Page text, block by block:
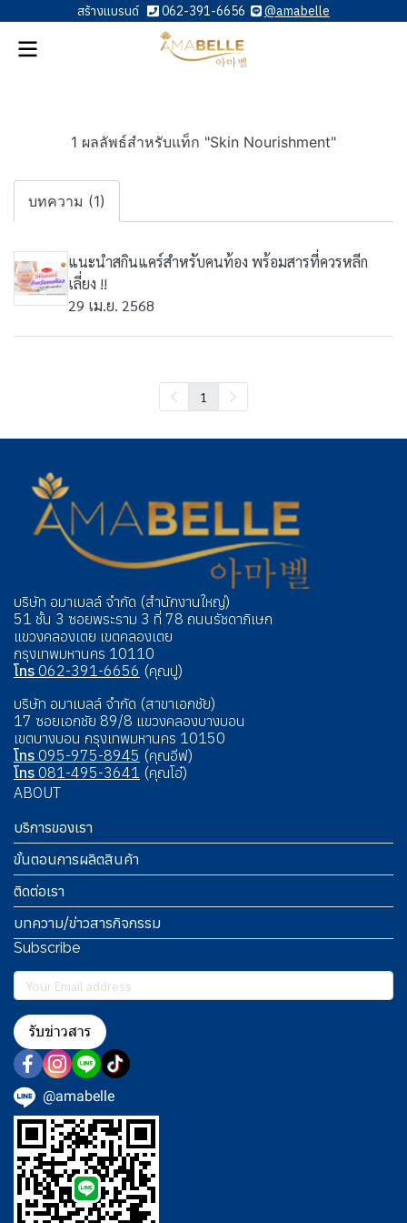
สร้างแบรนด์ 062-391-6656 @amabelle
1 ผลลัพธ์สำหรับแท็ก "Skin Nourishment"
บทความ (1)
แนะนำสกินแคร์สำหรับคนท้อง พร้อมสารที่ควรหลีก
เลี่ยง !!
29 เม.ย. 2568
1
บริษัท อมาเบลล์ จำกัด (สำนักงานใหญ่)
51 ชั้น 3 ซอยพระราม 3 ที่ 78 ถนนรัชดาภิเษก
แขวงคลองเตย เขตคลองเตย
กรุงเทพมหานคร 10110
โทร 062-391-6656 (คุณปู)
บริษัท อมาเบลล์ จำกัด (สาขาเอกชัย)
17 ซอยเอกชัย 89/8 แขวงคลองบางบอน
เขตบางบอน กรุงเทพมหานคร 10150
โทร 095-975-8945 (คุณอีฟ)
โทร 081-495-3641 (คุณโอ๋)
ABOUT
บริการของเรา
ขั้นตอนการผลิตสินค้า
ติดต่อเรา
บทความ/ข่าวสารกิจกรรม
Subscribe
รับข่าวสาร
@amabelle